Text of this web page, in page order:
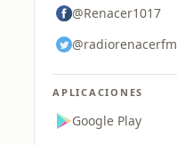
@Renacer1017
@radiorenacerfm
APLICACIONES
Google Play